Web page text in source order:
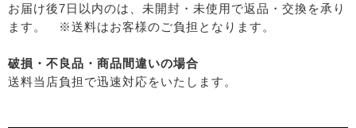
お届け後7日以内のは、未開封・未使用で返品・交換を承り
ます。 ※送料はお客様のご負担となります。
破損・不良品・商品間違いの場合
送料当店負担で迅速対応をいたします。